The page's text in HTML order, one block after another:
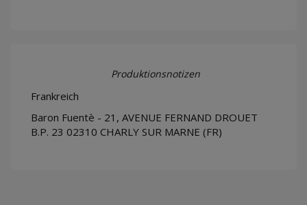
Produktionsnotizen
Frankreich
Baron Fuentè - 21, AVENUE FERNAND DROUET
B.P. 23 02310 CHARLY SUR MARNE (FR)